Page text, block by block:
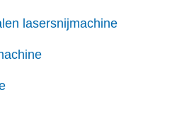
lasersnijmachine